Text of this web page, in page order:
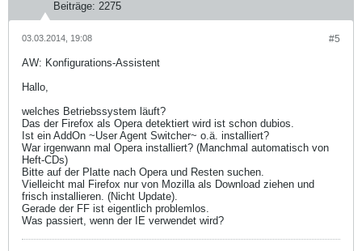
Beiträge: 2275
#5
03.03.2014, 19:08
AW: Konfigurations-Assistent
Hallo,
welches Betriebssystem läuft?
Das der Firefox als Opera detektiert wird ist schon dubios.
Ist ein AddOn ~User Agent Switcher~ o.ä. installiert?
War irgenwann mal Opera installiert? (Manchmal automatisch von
Heft-CDs)
Bitte auf der Platte nach Opera und Resten suchen.
Vielleicht mal Firefox nur von Mozilla als Download ziehen und
frisch installieren. (Nicht Update).
Gerade der FF ist eigentlich problemlos.
Was passiert, wenn der IE verwendet wird?